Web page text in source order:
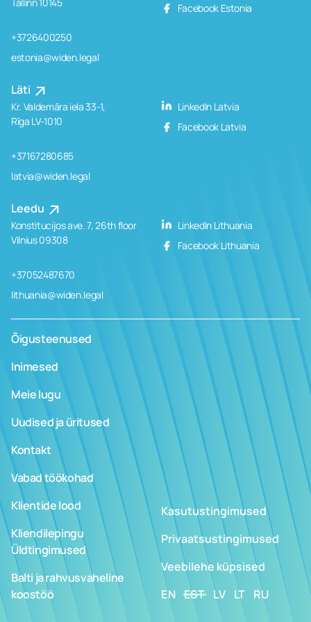
+3726400250
estonia@widen.legal
Facebook Estonia
Läti
Kr. Valdemāra iela 33-1,
Rīga LV-1010
+37167280685
latvia@widen.legal
LinkedIn Latvia
Facebook Latvia
Leedu
Konstitucijos ave. 7, 26th floor
Vilnius 09308
+37052487670
lithuania@widen.legal
LinkedIn Lithuania
Facebook Lithuania
Õigusteenused
Inimesed
Meie lugu
Uudised ja üritused
Kontakt
Vabad töökohad
Klientide lood
Kliendilepingu
Üldtingimused
Balti ja rahvusvaheline
koostöö
Kasutustingimused
Privaatsustingimused
Veebilehe küpsised
EN EST LV LT RU